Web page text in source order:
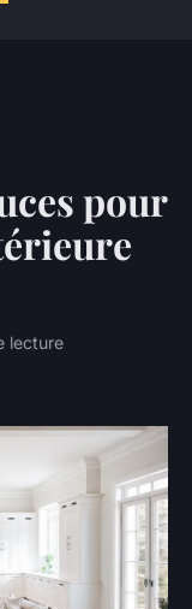
pour
lecture